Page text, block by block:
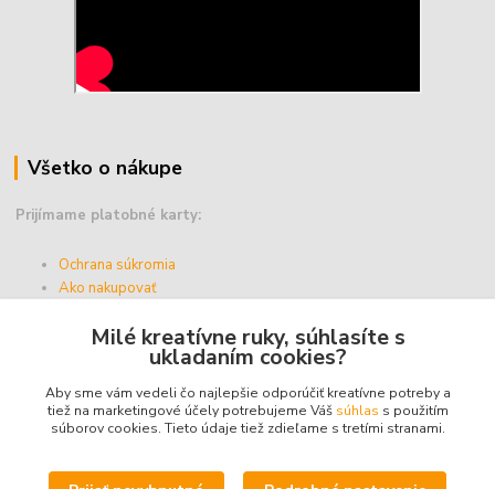
Všetko o nákupe
Prijímame platobné karty:
Ochrana súkromia
Ako nakupovať
Doprava a platba
Obchodné podmienky
Upravit sběr cookies.
Milé kreatívne ruky, súhlasíte s
ukladaním cookies?
Aby sme vám vedeli čo najlepšie odporúčiť kreatívne potreby a
tiež na marketingové účely potrebujeme Váš súhlas s použitím
súborov cookies. Tieto údaje tiež zdieľame s tretími stranami.